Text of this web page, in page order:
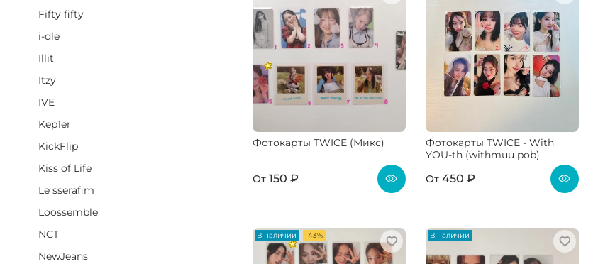
Фотокарты TWICE (Микс)
От 150 ₽
Фотокарты TWICE - With
YOU-th (withmuu pob)
От 450 ₽
В наличии -43% В наличии
Fifty fifty
i-dle
Illit
Itzy
IVE
Kep1er
KickFlip
Kiss of Life
Le sserafim
Loossemble
NCT
NewJeans